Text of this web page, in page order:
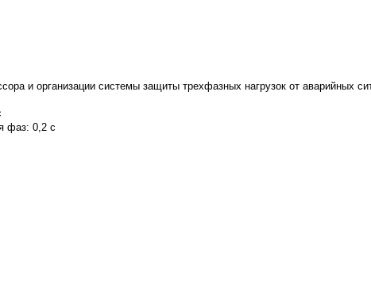
и организации системы защиты трехфазных нагрузок от аварийных
фаз: 0,2 с